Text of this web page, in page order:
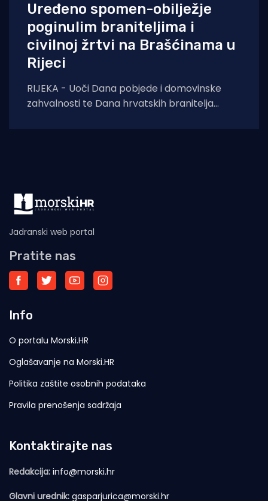
Uređeno spomen-obilježje
poginulim braniteljima i
civilnoj žrtvi na Brašćinama u
Rijeci
RIJEKA - Uoči Dana pobjede i domovinske
zahvalnosti te Dana hrvatskih branitelja
Jadranski web portal
Pratite nas
Info
O portalu Morski.HR
Oglašavanje na Morski.HR
Politika zaštite osobnih podataka
Pravila prenošenja sadržaja
Kontaktirajte nas
Redakcija: info@morski.hr
Glavni urednik: gasparjurica@morski.hr